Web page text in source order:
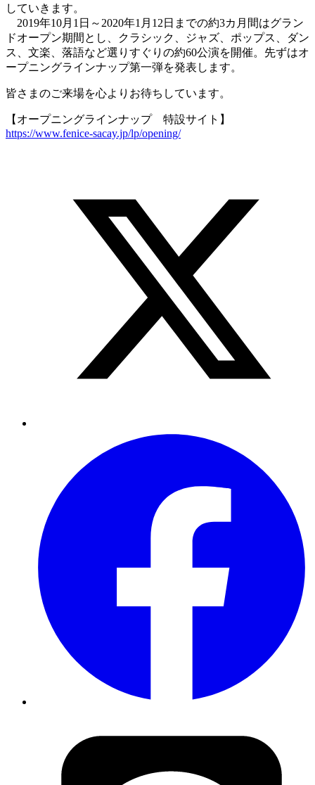
していきます。
2019年10月1日～2020年1月12日までの約3カ月間はグラン
ドオープン期間とし、クラシック、ジャズ、ポップス、ダン
ス、文楽、落語など選りすぐりの約60公演を開催。先ずはオ
ープニングラインナップ第一弾を発表します。
皆さまのご来場を心よりお待ちしています。
【オープニングラインナップ 特設サイト】
https://www.fenice-sacay.jp/lp/opening/